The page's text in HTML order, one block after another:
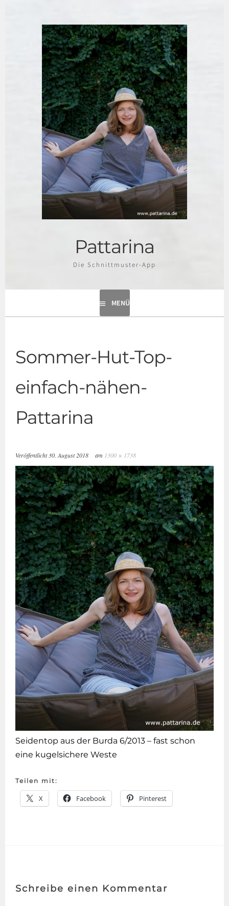
Pattarina
Die Schnittmuster-App
MENÜ
Sommer-Hut-Top-
einfach-nähen-
Pattarina
Veröffentlicht 30. August 2018 am 1300 × 1738
Seidentop aus der Burda 6/2013 – fast schon
eine kugelsichere Weste
Teilen mit:
X Facebook Pinterest
Schreibe einen Kommentar